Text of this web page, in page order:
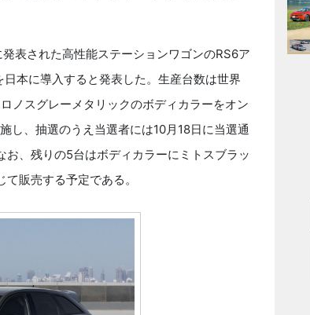
表された高性能ステーションワゴンのRS6ア
本に導入すると発表した。生産台数は世界
ノスグレーメタリックのボディカラーをオン
し、抽選のうえ当選者には10月18日に当選通
、残りの5台はボディカラーにミトスブラッ
販売する予定である。